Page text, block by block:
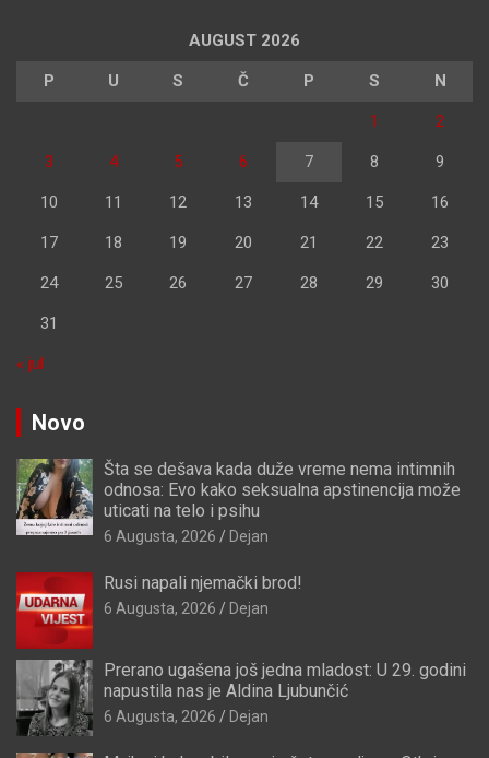
AUGUST 2026
P U S Č P S N
1 2
3 4 5 6 7 8 9
10 11 12 13 14 15 16
17 18 19 20 21 22 23
24 25 26 27 28 29 30
31
« jul
Novo
Šta se dešava kada duže vreme nema intimnih
odnosa: Evo kako seksualna apstinencija može
uticati na telo i psihu
6 Augusta, 2026 Dejan
Rusi napali njemački brod!
6 Augusta, 2026 Dejan
Prerano ugašena još jedna mladost: U 29. godini
napustila nas je Aldina Ljubunčić
6 Augusta, 2026 Dejan